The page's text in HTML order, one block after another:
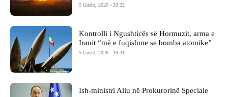
5 Gusht, 2026 - 20:22
Kontrolli i Ngushticës së Hormuzit, arma e
Iranit “më e fuqishme se bomba atomike”
5 Gusht, 2026 - 19:31
Ish-ministri ​Aliu në Prokurorinë Speciale